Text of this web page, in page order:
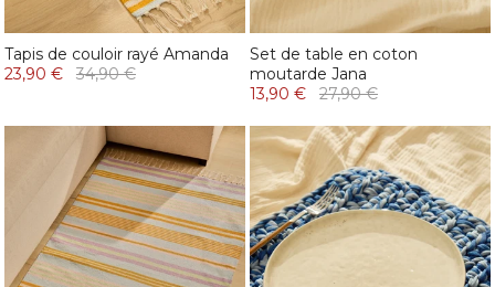
Tapis de couloir rayé Amanda
23,90 €
34,90 €
Set de table en coton
moutarde Jana
13,90 €
27,90 €